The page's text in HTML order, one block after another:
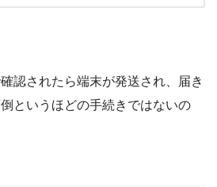
認されたら端末が発送され、届き
というほどの手続きではないの